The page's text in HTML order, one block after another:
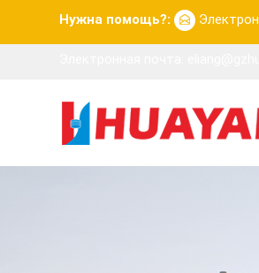
Нужна помощь?: